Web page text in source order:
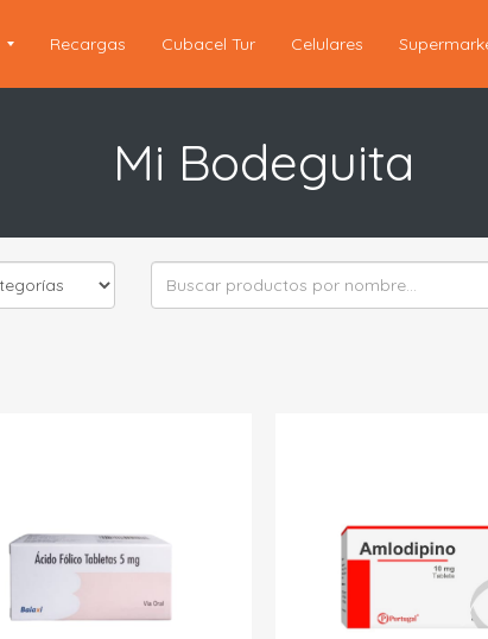
Recargas Cubacel Tur Celulares
Mi Bodeguita